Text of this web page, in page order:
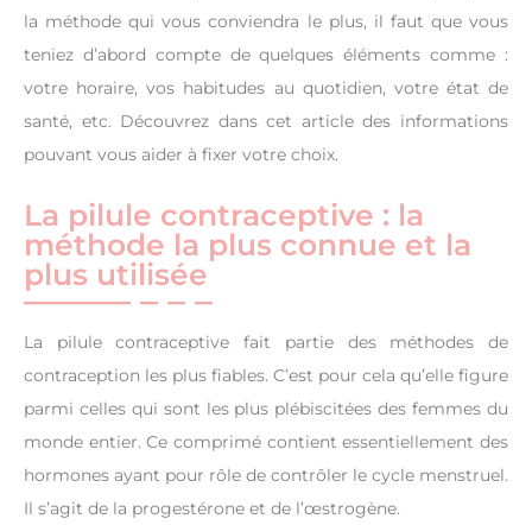
la méthode qui vous conviendra le plus, il faut que vous
teniez d’abord compte de quelques éléments comme :
votre horaire, vos habitudes au quotidien, votre état de
santé, etc. Découvrez dans cet article des informations
pouvant vous aider à fixer votre choix.
La pilule contraceptive : la
méthode la plus connue et la
plus utilisée
La pilule contraceptive fait partie des méthodes de
contraception les plus fiables. C’est pour cela qu’elle figure
parmi celles qui sont les plus plébiscitées des femmes du
monde entier. Ce comprimé contient essentiellement des
hormones ayant pour rôle de contrôler le cycle menstruel.
Il s’agit de la progestérone et de l’œstrogène.